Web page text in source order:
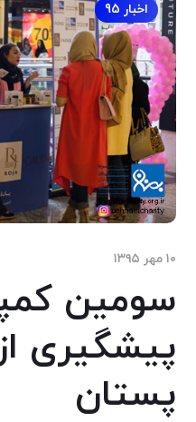
اخبار 95
۱۰ مهر ۱۳۹۵
سومین
پیشگیری
پستان